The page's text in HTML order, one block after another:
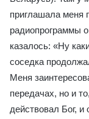
приглашала меня
радиопрограммы
казалось: «Ну
соседка
Меня
передачах, но и
действовал Бог, и